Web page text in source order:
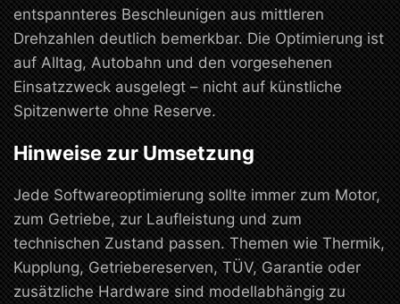
entspannteres Beschleunigen aus mittleren
Drehzahlen deutlich bemerkbar. Die Optimierung ist
auf Alltag, Autobahn und den vorgesehenen
Einsatzzweck ausgelegt – nicht auf künstliche
Spitzenwerte ohne Reserve.
Hinweise zur Umsetzung
Jede Softwareoptimierung sollte immer zum Motor,
zum Getriebe, zur Laufleistung und zum
technischen Zustand passen. Themen wie Thermik,
Kupplung, Getriebereserven, TÜV, Garantie oder
zusätzliche Hardware sind modellabhängig zu